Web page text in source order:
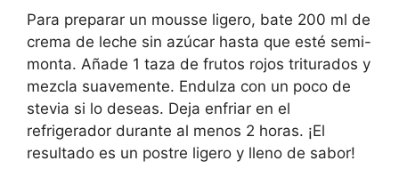
Para preparar un mousse ligero, bate 200 ml de
crema de leche sin azúcar hasta que esté semi-
monta. Añade 1 taza de frutos rojos triturados y
mezcla suavemente. Endulza con un poco de
stevia si lo deseas. Deja enfriar en el
refrigerador durante al menos 2 horas. ¡El
resultado es un postre ligero y lleno de sabor!